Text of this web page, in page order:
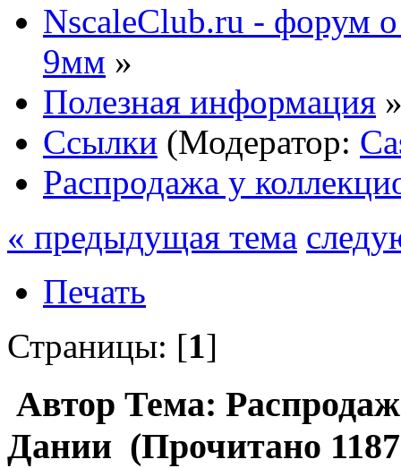
NscaleClub.ru - форум
9мм »
Полезная информация
Ссылки (Модератор:
Распродажа у
« предыдущая тема
Печать
Страницы: [1]
Автор Тема:
Дании (Прочитано